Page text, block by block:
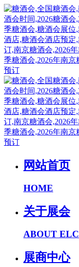
网站首页
HOME
关于展会
ABOUT ELC
展商中心